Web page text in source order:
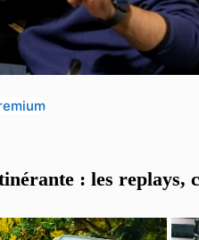
: les replays,